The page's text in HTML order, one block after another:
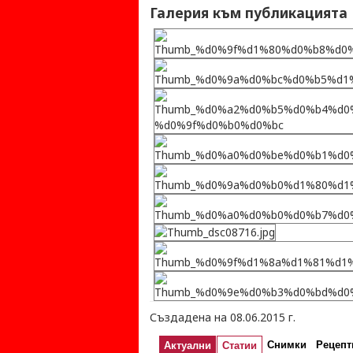
Галерия към публикацията
Създадена на 08.06.2015 г.
Актуални Статии Снимки